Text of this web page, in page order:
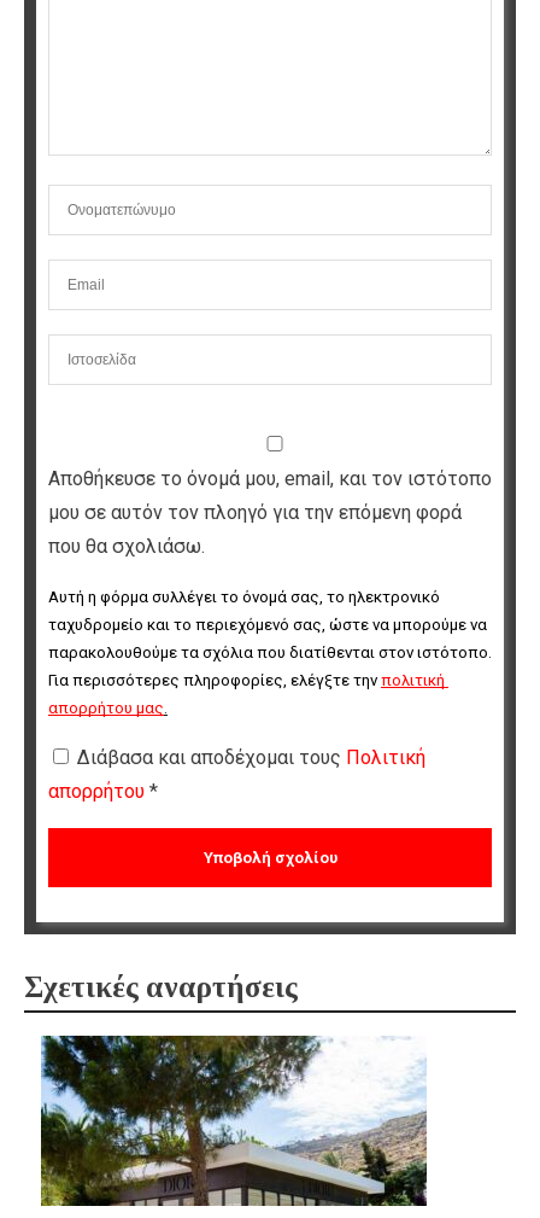
Αποθήκευσε το όνομά μου, email, και τον ιστότοπο
μου σε αυτόν τον πλοηγό για την επόμενη φορά
που θα σχολιάσω.
Αυτή η φόρμα συλλέγει το όνομά σας, το ηλεκτρονικό
ταχυδρομείο και το περιεχόμενό σας, ώστε να μπορούμε να
παρακολουθούμε τα σχόλια που διατίθενται στον ιστότοπο.
Για περισσότερες πληροφορίες, ελέγξτε την πολιτική
απορρήτου μας.
Διάβασα και αποδέχομαι τους Πολιτική
απορρήτου *
Σχετικές αναρτήσεις